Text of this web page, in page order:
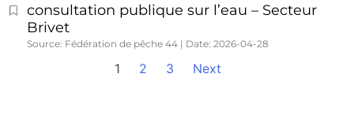
consultation publique sur l’eau – Secteur
Brivet
Source: Fédération de pêche 44 Date: 2026-04-28
1 2 3 Next